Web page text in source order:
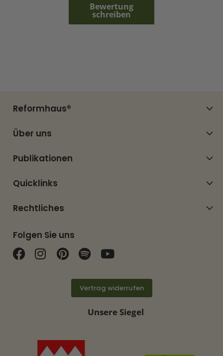
Bewertung
schreiben
Reformhaus®
Über uns
Publikationen
Quicklinks
Rechtliches
Folgen Sie uns
Finden Sie uns auf Facebook
Finden Sie uns auf Instagram
Finden Sie uns auf Pinterest
Finden Sie uns auf
Finden Sie uns auf
Vertrag widerrufen
Unsere Siegel